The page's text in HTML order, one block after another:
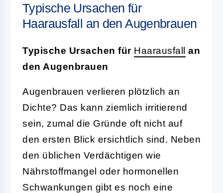
Typische Ursachen für
Haarausfall an den Augenbrauen
Typische Ursachen für Haarausfall an
den Augenbrauen
Augenbrauen verlieren plötzlich an
Dichte? Das kann ziemlich irritierend
sein, zumal die Gründe oft nicht auf
den ersten Blick ersichtlich sind. Neben
den üblichen Verdächtigen wie
Nährstoffmangel oder hormonellen
Schwankungen gibt es noch eine